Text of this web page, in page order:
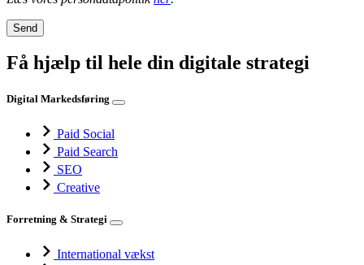
Få hjælp til hele din digitale strategi
Digital Markedsføring
Paid Social
Paid Search
SEO
Creative
Forretning & Strategi
International vækst